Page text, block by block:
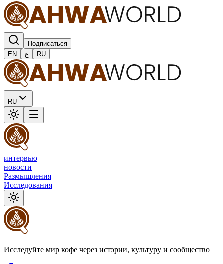
Подписаться
EN
ع RU
RU
интервью
новости
Размышления
Исследования
Исследуйте мир кофе через истории, культуру и сообщество